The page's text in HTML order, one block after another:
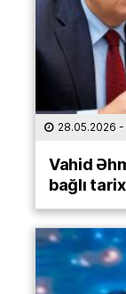
28.05.2026 -
Vahid
bağlı